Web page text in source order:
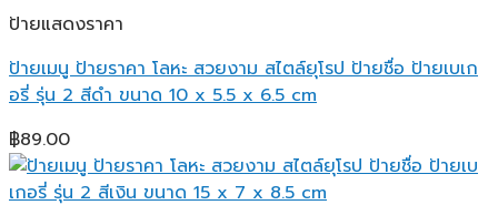
ป้ายแสดงราคา
ป้ายเมนู ป้ายราคา โลหะ สวยงาม สไตล์ยุโรป ป้ายชื่อ ป้ายเบเก
อรี่ รุ่น 2 สีดำ ขนาด 10 x 5.5 x 6.5 cm
฿89.00